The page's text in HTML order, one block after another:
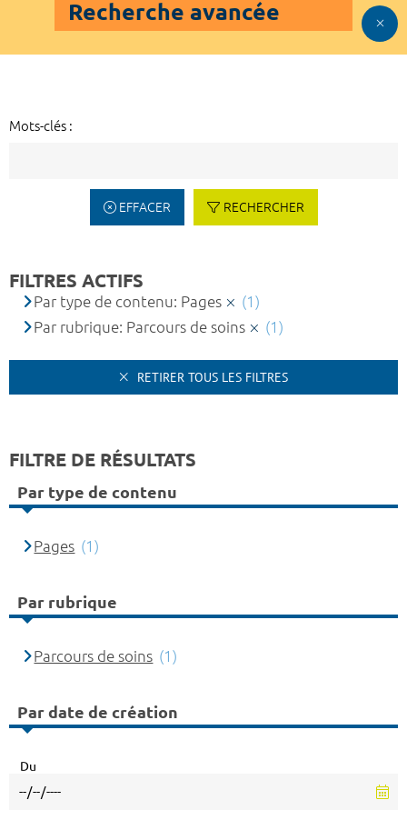
Recherche avancée
Mots-clés :
EFFACER RECHERCHER
FILTRES ACTIFS
Par type de contenu: Pages
(1)
Par rubrique: Parcours de soins
(1)
RETIRER TOUS LES FILTRES
FILTRE DE RÉSULTATS
Par type de contenu
Pages (1)
Par rubrique
Parcours de soins (1)
Par date de création
Du